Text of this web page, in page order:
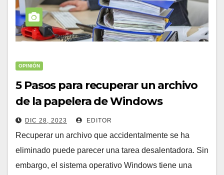
OPINIÓN
5 Pasos para recuperar un archivo
de la papelera de Windows
DIC 28, 2023 EDITOR
Recuperar un archivo que accidentalmente se ha
eliminado puede parecer una tarea desalentadora. Sin
embargo, el sistema operativo Windows tiene una